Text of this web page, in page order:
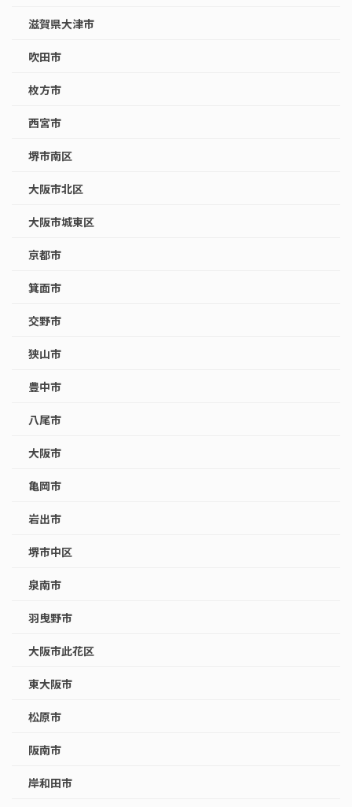
滋賀県大津市
吹田市
枚方市
西宮市
堺市南区
大阪市北区
大阪市城東区
京都市
箕面市
交野市
狭山市
豊中市
八尾市
大阪市
亀岡市
岩出市
堺市中区
泉南市
羽曳野市
大阪市此花区
東大阪市
松原市
阪南市
岸和田市